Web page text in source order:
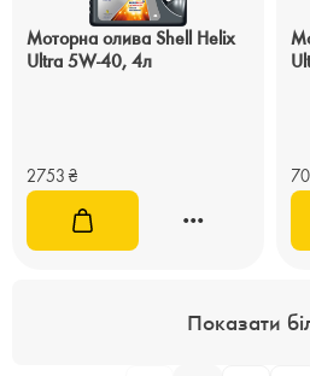
Моторна олива Shell Helix
Ultra 5W-40, 4л
2753 ₴
Показати